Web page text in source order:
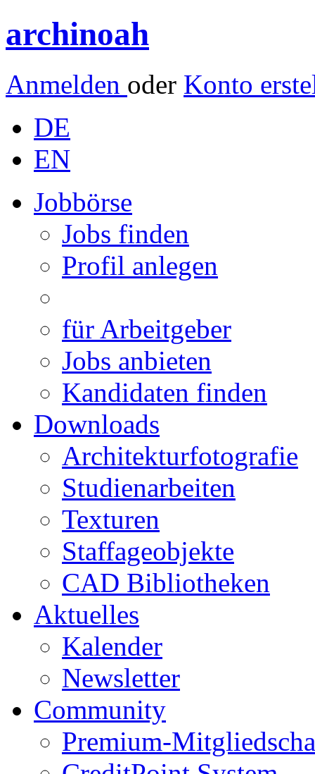
archinoah
Anmelden oder Konto
DE
EN
Jobbörse
Jobs finden
Profil anlegen
für Arbeitgeber
Jobs anbieten
Kandidaten finden
Downloads
Architekturfotografie
Studienarbeiten
Texturen
Staffageobjekte
CAD Bibliotheken
Aktuelles
Kalender
Newsletter
Community
Premium-